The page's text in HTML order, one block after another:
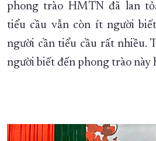
phong trào HMTN đã lan
tiểu cầu vẫn còn ít người
người cần tiểu cầu rất nhiều.
người biết đến phong trào này